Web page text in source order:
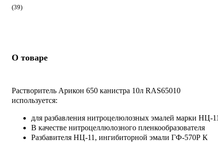
(39)
О товаре
Растворитель Арикон 650 канистра 10л RAS65010
используется:
для разбавления нитроцелюлозных эмалей марки НЦ-
В качестве нитроцеллюлозного пленкообразователя
Разбавителя НЦ-11, ингибиторной эмали ГФ-570Р К